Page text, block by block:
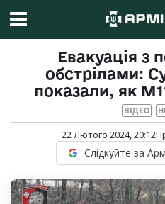
Евакуація з
обстрілами:
показали, як
ВІДЕО
22 Лютого 2024, 20:12
Слідкуйте за